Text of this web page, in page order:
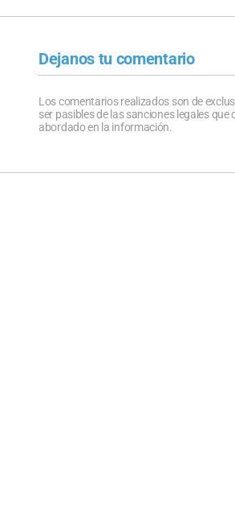
Dejanos tu comentario
Los comentarios realizados son de
ser pasibles de las sanciones legales
abordado en la información.